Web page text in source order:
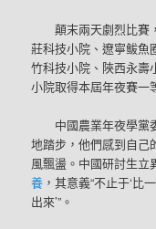
顛末兩天劇烈比賽
莊科技小院、遼寧鲅魚
竹科技小院、陜西永壽
小院取得本屆年夜賽一
中國農業年夜學黨
地踏步，他們感到自己
風飄盪。中國研討生立
養 ，其意義“不止于‘比
出來’”。